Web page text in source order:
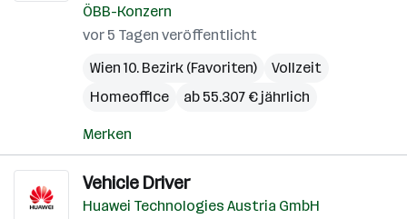
ÖBB-Konzern
vor 5 Tagen veröffentlicht
Wien 10. Bezirk (Favoriten)
Vollzeit
Homeoffice
ab 55.307 € jährlich
Merken
Vehicle Driver
Huawei Technologies Austria GmbH